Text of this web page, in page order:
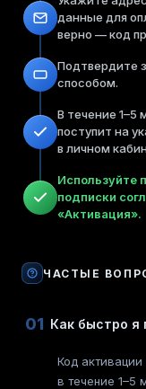
данные для
верно — код
Подтвердите
способом.
В течение 1–5
поступит на
в личном
Используйте
подписки
«Активация».
ЧАСТЫЕ
01 Как быстро я
Код
в течение 1–5